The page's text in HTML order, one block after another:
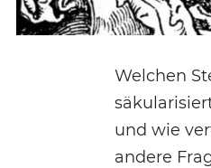
Welchen
und wie
andere